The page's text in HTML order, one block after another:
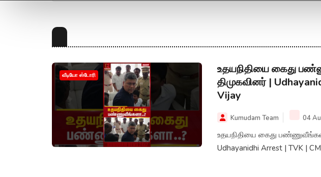
வீடியோ ஸ்டோரி
உதயநிதியை கைது
திமுகவினர் |
Vijay
Kumudam Team 04
உதயநிதியை கைது
Udhayanidhi Arrest | TVK |